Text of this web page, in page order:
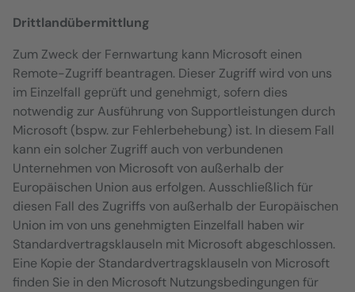
Drittlandübermittlung
Zum Zweck der Fernwartung kann Microsoft einen
Remote-Zugriff beantragen. Dieser Zugriff wird von uns
im Einzelfall geprüft und genehmigt, sofern dies
notwendig zur Ausführung von Supportleistungen durch
Microsoft (bspw. zur Fehlerbehebung) ist. In diesem Fall
kann ein solcher Zugriff auch von verbundenen
Unternehmen von Microsoft von außerhalb der
Europäischen Union aus erfolgen. Ausschließlich für
diesen Fall des Zugriffs von außerhalb der Europäischen
Union im von uns genehmigten Einzelfall haben wir
Standardvertragsklauseln mit Microsoft abgeschlossen.
Eine Kopie der Standardvertragsklauseln von Microsoft
finden Sie in den Microsoft Nutzungsbedingungen für